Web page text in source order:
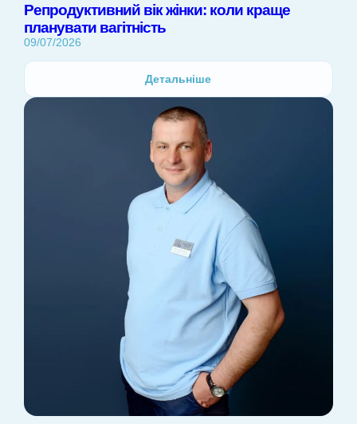
Репродуктивний вік жінки: коли краще
планувати вагітність
09/07/2026
Детальніше